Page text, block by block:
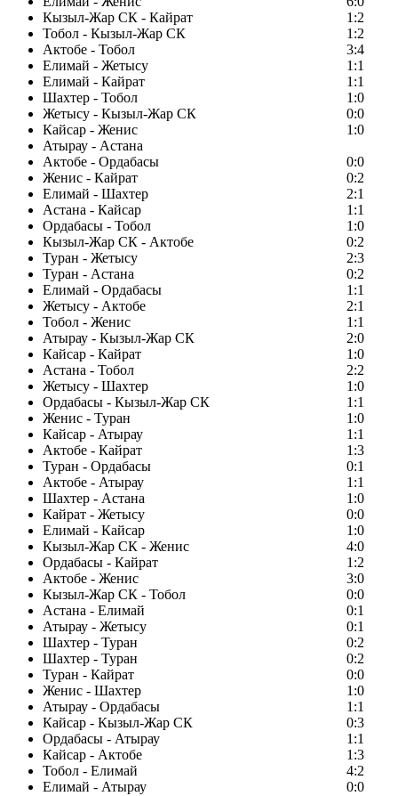
Кызыл-Жар СК - Кайрат
1:2
Тобол - Кызыл-Жар СК
1:2
Актобе - Тобол
3:4
Елимай - Жетысу
1:1
Елимай - Кайрат
1:1
Шахтер - Тобол
1:0
Жетысу - Кызыл-Жар СК
0:0
Кайсар - Женис
1:0
Атырау - Астана
Актобе - Ордабасы
0:0
Женис - Кайрат
0:2
Елимай - Шахтер
2:1
Астана - Кайсар
1:1
Ордабасы - Тобол
1:0
Кызыл-Жар СК - Актобе
0:2
Туран - Жетысу
2:3
Туран - Астана
0:2
Елимай - Ордабасы
1:1
Жетысу - Актобе
2:1
Тобол - Женис
1:1
Атырау - Кызыл-Жар СК
2:0
Кайсар - Кайрат
1:0
Астана - Тобол
2:2
Жетысу - Шахтер
1:0
Ордабасы - Кызыл-Жар СК
1:1
Женис - Туран
1:0
Кайсар - Атырау
1:1
Актобе - Кайрат
1:3
Туран - Ордабасы
0:1
Актобе - Атырау
1:1
Шахтер - Астана
1:0
Кайрат - Жетысу
0:0
Елимай - Кайсар
1:0
Кызыл-Жар СК - Женис
4:0
Ордабасы - Кайрат
1:2
Актобе - Женис
3:0
Кызыл-Жар СК - Тобол
0:0
Астана - Елимай
0:1
Атырау - Жетысу
0:1
Шахтер - Туран
0:2
Шахтер - Туран
0:2
Туран - Кайрат
0:0
Женис - Шахтер
1:0
Атырау - Ордабасы
1:1
Кайсар - Кызыл-Жар СК
0:3
Ордабасы - Атырау
1:1
Кайсар - Актобе
1:3
Тобол - Елимай
4:2
Елимай - Атырау
0:0